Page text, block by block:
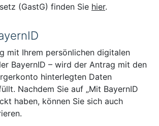
(GastG) finden Sie hier.
mit Ihrem persönlichen digitalen
BayernID – wird der Antrag mit den
hinterlegten Daten
Nachdem Sie auf „Mit BayernID
haben, können Sie sich auch